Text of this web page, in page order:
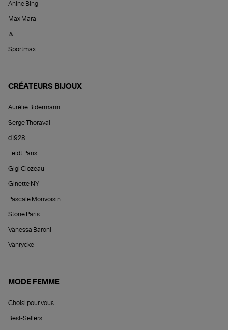
Anine Bing
Max Mara
&
Sportmax
CRÉATEURS BIJOUX
Aurélie Bidermann
Serge Thoraval
d1928
Feidt Paris
Gigi Clozeau
Ginette NY
Pascale Monvoisin
Stone Paris
Vanessa Baroni
Vanrycke
MODE FEMME
Choisi pour vous
Best-Sellers